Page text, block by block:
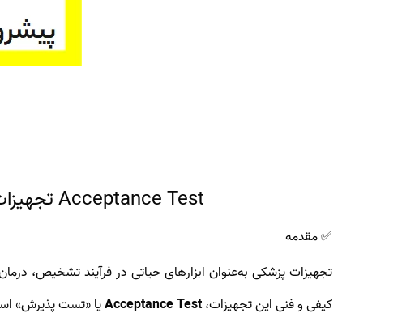
Acceptance Test تجهیزات پزشکی | راهنمای تخصصی تست پذیرش دستگاه‌های پزشکی
✅ مقدمه
تجهیزات پزشکی به‌عنوان ابزارهای حیاتی در فرآیند تشخیص،
کیفی و فنی این تجهیزات،Acceptance Testیا «تست پذیرش»